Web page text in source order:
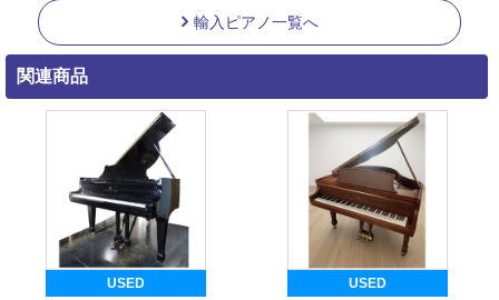
輸入ピアノ一覧へ
関連商品
USED USED